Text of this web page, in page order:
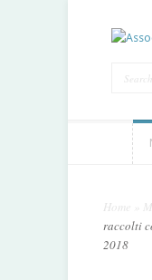
Home
raccolti
2018